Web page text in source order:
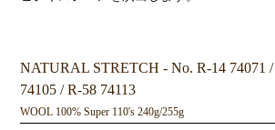
NATURAL STRETCH - No. R-14 74071 /
74105 / R-58 74113
WOOL 100% Super 110's 240g/255g